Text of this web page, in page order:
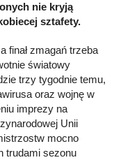
nie kryją
sztafety.
finał zmagań trzeba
światowy
trzy tygodnie temu,
oraz wojnę w
imprezy na
Unii
mocno
trudami sezonu